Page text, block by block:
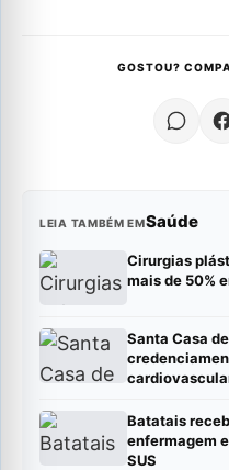
GOSTOU?
LEIA TAMBÉM EMSaúde
Cirurgias
mais de 50%
Santa Casa
Batatais
enfermagem
SUS